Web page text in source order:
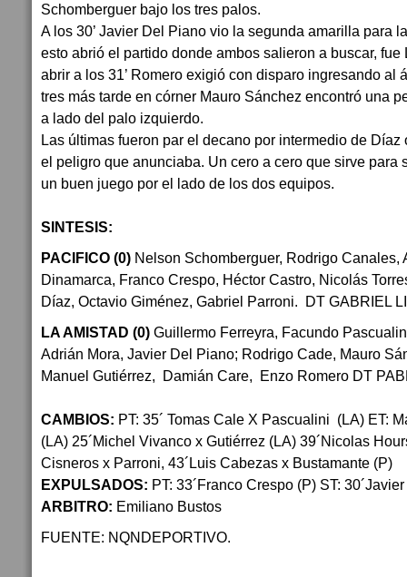
Schomberguer bajo los tres palos.
A los 30’ Javier Del Piano vio la segunda amarilla para
esto abrió el partido donde ambos salieron a buscar, fue
abrir a los 31’ Romero exigió con disparo ingresando al
tres más tarde en córner Mauro Sánchez encontró una
a lado del palo izquierdo.
Las últimas fueron par el decano por intermedio de
el peligro que anunciaba. Un cero a cero que sirve para
un buen juego por el lado de los dos equipos.
SINTESIS:
PACIFICO (0) Nelson Schomberguer, Rodrigo Canales,
Dinamarca, Franco Crespo, Héctor Castro, Nicolás
Díaz, Octavio Giménez, Gabriel Parroni. DT GABRIEL
LA AMISTAD (0) Guillermo Ferreyra, Facundo
Adrián Mora, Javier Del Piano; Rodrigo Cade, Mauro
Manuel Gutiérrez, Damián Care, Enzo Romero DT
CAMBIOS: PT: 35´ Tomas Cale X Pascualini (LA) ET:
(LA) 25´Michel Vivanco x Gutiérrez (LA) 39´Nicolas
Cisneros x Parroni, 43´Luis Cabezas x Bustamante (P)
EXPULSADOS: PT: 33´Franco Crespo (P) ST:
ARBITRO: Emiliano Bustos
FUENTE: NQNDEPORTIVO.